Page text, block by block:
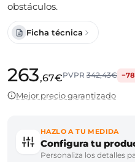
obstáculos.
Ficha técnica
263,67€PVPR342,43€
Mejor precio garantizado
HAZLO A TU MEDIDA
Configura tu
Personaliza los detalles